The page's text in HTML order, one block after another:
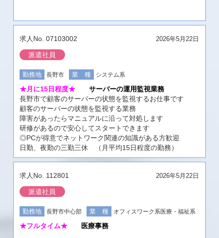
07103002
派遣社員
長野市 システム系
★月に15日程度★
サーバーの運用監視業務
長野市で顧客のサーバーの状態を監視するお仕事です
顧客のサーバーの状態を監視する業務
障害があったらマニュアルに沿って対処します
研修があるので安心してスタートできます
◎PCが得意でネットワーク関連の知識がある方歓迎
日勤、夜勤の三勤三休 （月平均15日程度の勤務）
2026年5月22日
112801
派遣社員
長野市中心部 オフィスワーク系医療・福祉系
★フルタイム★ 医療事務
2026年5月22日